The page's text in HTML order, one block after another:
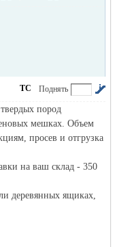
Поднять
ТС
пород
мешках. Объем
просев и отгрузка
на ваш склад - 350
деревянных ящиках,